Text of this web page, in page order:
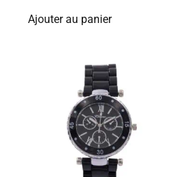
Ajouter au panier